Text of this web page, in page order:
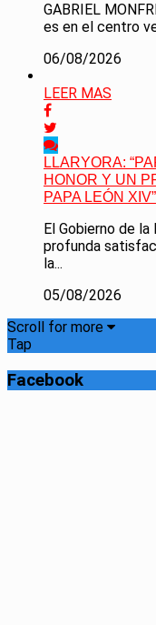
GABRIEL
es en el centro
06/08/2026
LEER MAS
LLARYORA:
HONOR Y UN
PAPA LEÓN XIV”
El Gobierno de
profunda
la...
05/08/2026
Scroll for more
Tap
Facebook